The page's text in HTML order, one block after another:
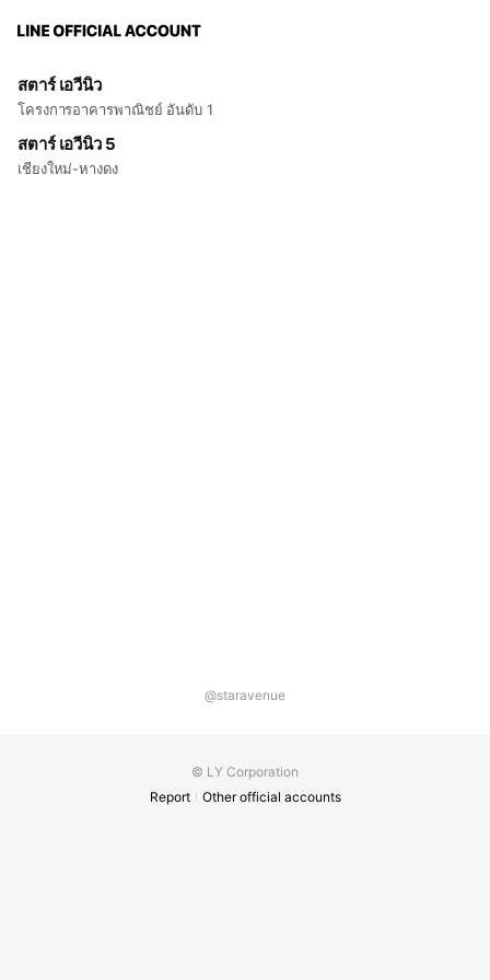
สตาร์ เอวีนิว
โครงการอาคารพาณิชย์ อันดับ 1
สตาร์ เอวีนิว 5
เชียงใหม่-หางดง
@staravenue
© LY Corporation
Report
Other official accounts